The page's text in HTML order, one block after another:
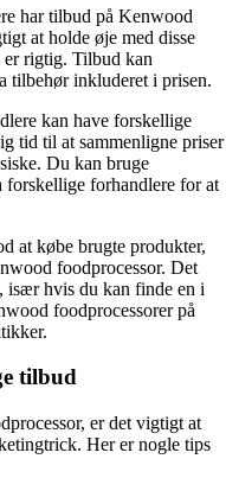
har tilbud på Kenwood
at holde øje med disse
rigtig. Tilbud kan
tilbehør inkluderet i prisen.
kan have forskellige
tid til at sammenligne priser
Du kan bruge
forskellige forhandlere for at
at købe brugte produkter,
foodprocessor. Det
især hvis du kan finde en i
foodprocessorer på
tilbud
er det vigtigt at
Her er nogle tips